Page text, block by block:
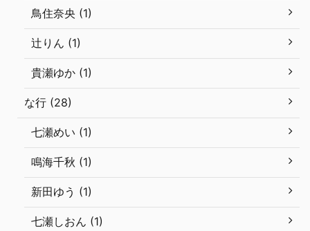
鳥住奈央 (1)
辻りん (1)
貴瀬ゆか (1)
な行 (28)
七瀬めい (1)
鳴海千秋 (1)
新田ゆう (1)
七瀬しおん (1)